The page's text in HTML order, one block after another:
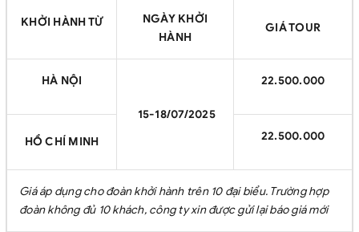
KHỞI HÀNH TỪ
NGÀY KHỞI
HÀNH
GIÁ TOUR
HÀ NỘI
15-18/07/2025
22.500.000
HỒ CHÍ MINH 22.500.000
Giá áp dụng cho đoàn khởi hành trên 10 đại biểu. Trường hợp
đoàn không đủ 10 khách, công ty xin được gửi lại báo giá mới